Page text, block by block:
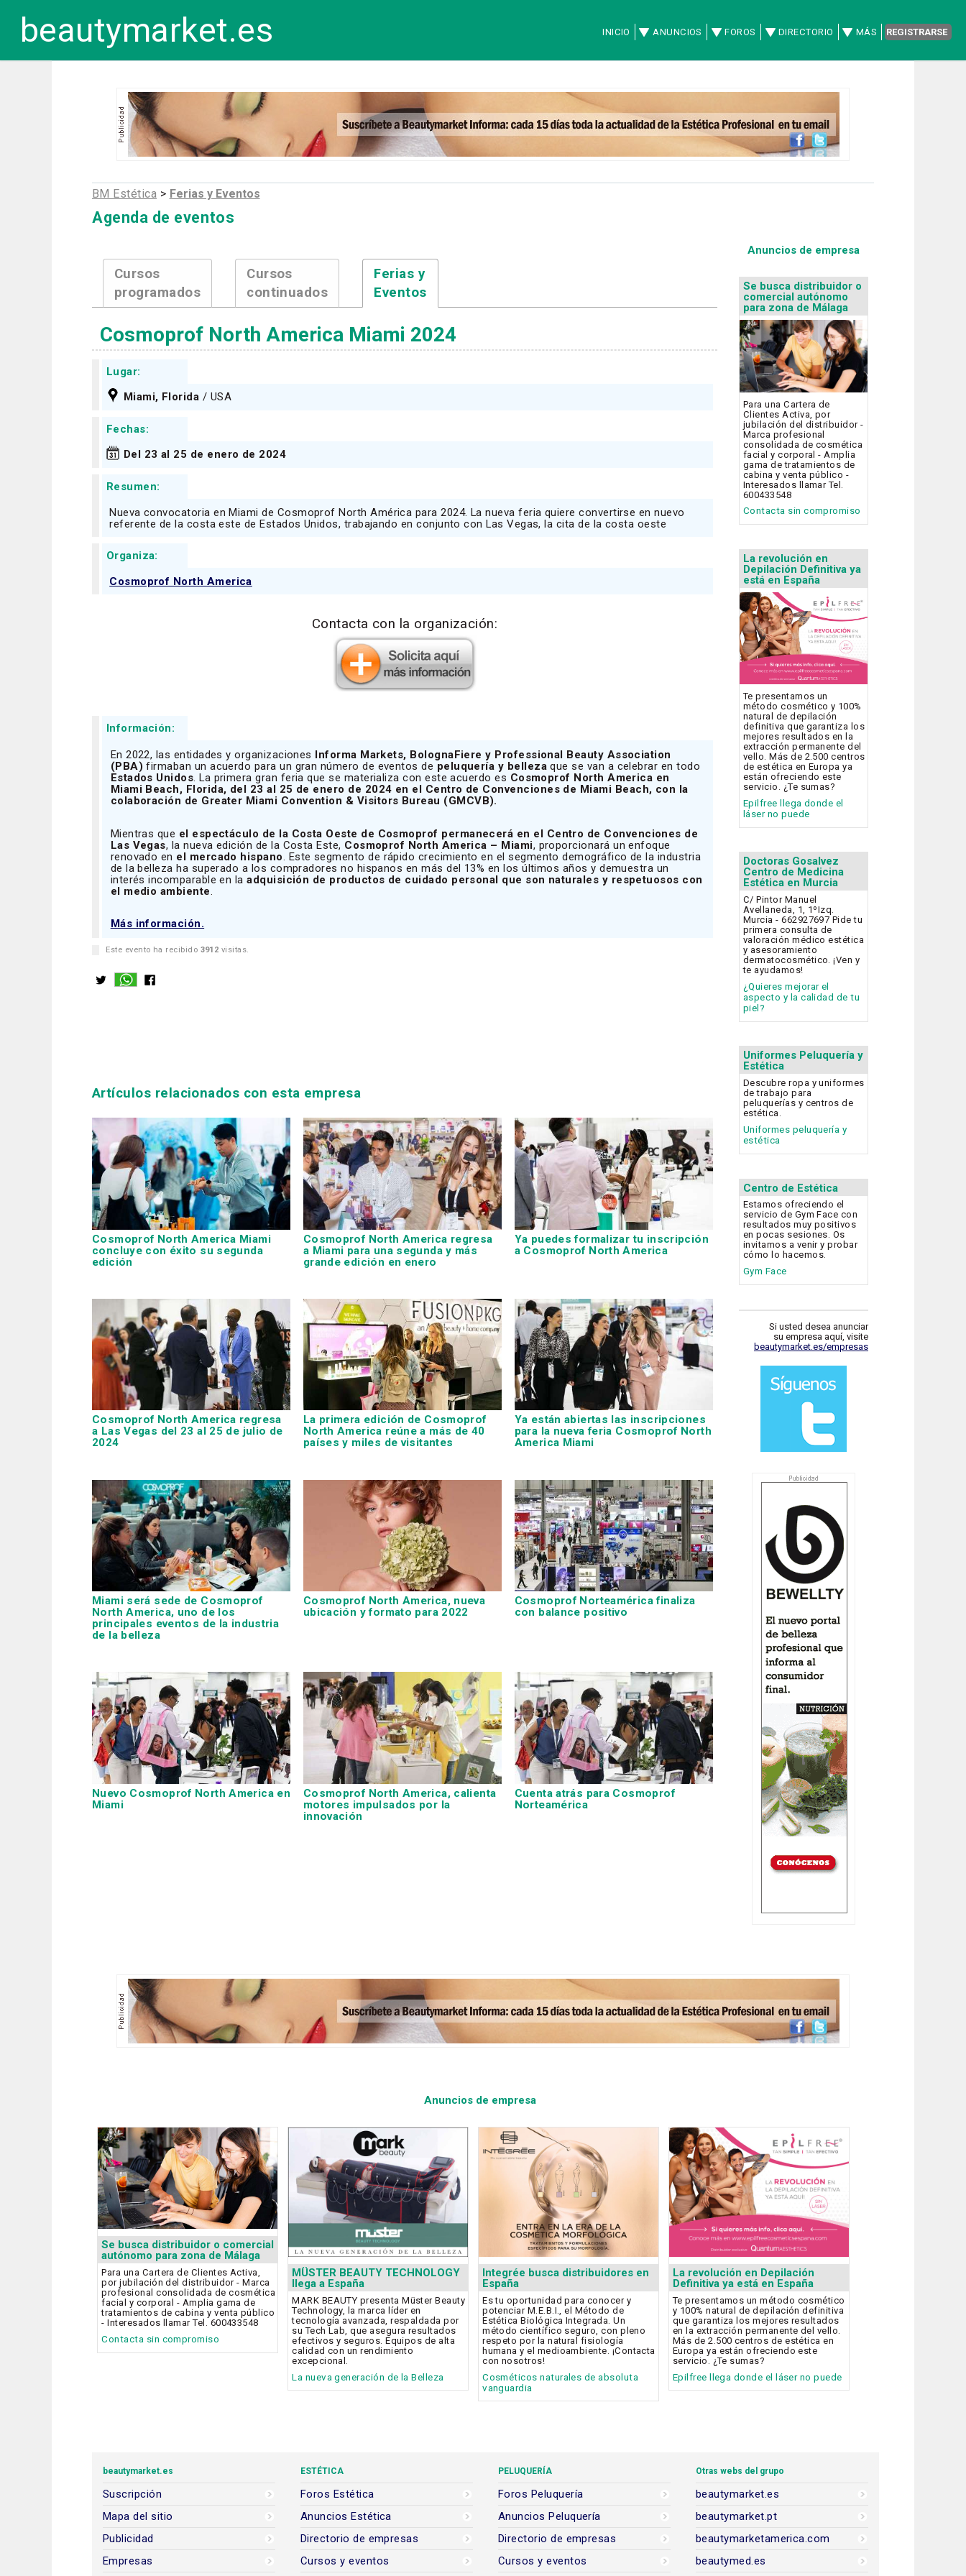
beautymarket.es INICIO ANUNCIOS FOROS DIRECTORIO MÁS REGISTRARSE
BM Estética > Ferias y Eventos
Agenda de eventos
Cursos
programados
Cursos
continuados
Ferias y
Eventos
Cosmoprof North America Miami 2024
Lugar:
Miami, Florida / USA
Fechas:
Del 23 al 25 de enero de 2024
Resumen:
Nueva convocatoria en Miami de Cosmoprof North América para 2024. La nueva feria quiere convertirse en nuevo
referente de la costa este de Estados Unidos, trabajando en conjunto con Las Vegas, la cita de la costa oeste
Organiza:
Cosmoprof North America
Contacta con la organización:
Información:
En 2022, las entidades y organizaciones Informa Markets, BolognaFiere y Professional Beauty Association
(PBA) firmaban un acuerdo para un gran número de eventos de peluquería y belleza que se van a celebrar en todo
Estados Unidos. La primera gran feria que se materializa con este acuerdo es Cosmoprof North America en
Miami Beach, Florida, del 23 al 25 de enero de 2024 en el Centro de Convenciones de Miami Beach, con la
colaboración de Greater Miami Convention & Visitors Bureau (GMCVB).
Mientras que el espectáculo de la Costa Oeste de Cosmoprof permanecerá en el Centro de Convenciones de
Las Vegas, la nueva edición de la Costa Este, Cosmoprof North America – Miami, proporcionará un enfoque
renovado en el mercado hispano . Este segmento de rápido crecimiento en el segmento demográfico de la industria
de la belleza ha superado a los compradores no hispanos en más del 13% en los últimos años y demuestra un
interés incomparable en laadquisición de productos de cuidado personal que son naturales y respetuosos con
el medio ambiente
Más información.
Este evento ha recibido 3912 visitas.
Artículos relacionados con esta empresa
Cosmoprof North America Miami
concluye con éxito su segunda
edición
Cosmoprof North America regresa
a Miami para una segunda y más
grande edición en enero
Ya puedes formalizar tu inscripción
a Cosmoprof North America
Cosmoprof North America regresa
a Las Vegas del 23 al 25 de julio de
2024
La primera edición de Cosmoprof
North America reúne a más de 40
países y miles de visitantes
Ya están abiertas las inscripciones
para la nueva feria Cosmoprof North
America Miami
Miami será sede de Cosmoprof
North America, uno de los
principales eventos de la industria
de la belleza
Cosmoprof North America, nueva
ubicación y formato para 2022
Cosmoprof Norteamérica finaliza
con balance positivo
Nuevo Cosmoprof North America en
Miami
Cosmoprof North America, calienta
motores impulsados por la
innovación
Cuenta atrás para Cosmoprof
Norteamérica
Anuncios de empresa
Se busca distribuidor o
comercial autónomo
para zona de Málaga
Para una Cartera de
Clientes Activa, por
jubilación del distribuidor -
Marca profesional
consolidada de cosmética
facial y corporal - Amplia
gama de tratamientos de
cabina y venta público -
Interesados llamar Tel.
600433548
Contacta sin compromiso
La revolución en
Depilación Definitiva ya
está en España
Te presentamos un
método cosmético y 100%
natural de depilación
definitiva que garantiza los
mejores resultados en la
extracción permanente del
vello. Más de 2.500 centros
de estética en Europa ya
están ofreciendo este
servicio. ¿Te sumas?
Epilfree llega donde el
láser no puede
Doctoras Gosalvez
Centro de Medicina
Estética en Murcia
C/ Pintor Manuel
Avellaneda, 1, 1ºIzq.
Murcia - 662927697 Pide tu
primera consulta de
valoración médico estética
y asesoramiento
dermatocosmético. ¡Ven y
te ayudamos!
¿Quieres mejorar el
aspecto y la calidad de tu
piel?
Uniformes Peluquería y
Estética
Descubre ropa y uniformes
de trabajo para
peluquerías y centros de
estética.
Uniformes peluquería y
estética
Centro de Estética
Estamos ofreciendo el
servicio de Gym Face con
resultados muy positivos
en pocas sesiones. Os
invitamos a venir y probar
cómo lo hacemos.
Gym Face
Si usted desea anunciar
su empresa aquí, visite
beautymarket.es/empresas
Anuncios de empresa
Se busca distribuidor o comercial
autónomo para zona de Málaga
Para una Cartera de Clientes Activa,
por jubilación del distribuidor - Marca
profesional consolidada de cosmética
facial y corporal - Amplia gama de
tratamientos de cabina y venta público
- Interesados llamar Tel. 600433548
Contacta sin compromiso
MÜSTER BEAUTY TECHNOLOGY
llega a España
MARK BEAUTY presenta Müster Beauty
Technology, la marca líder en
tecnología avanzada, respaldada por
su Tech Lab, que asegura resultados
efectivos y seguros. Equipos de alta
calidad con un rendimiento
excepcional.
La nueva generación de la Belleza
Integrée busca distribuidores en
España
Es tu oportunidad para conocer y
potenciar M.E.B.I., el Método de
Estética Biológica Integrada. Un
método científico seguro, con pleno
respeto por la natural fisiología
humana y el medioambiente. ¡Contacta
con nosotros!
Cosméticos naturales de absoluta
vanguardia
La revolución en Depilación
Definitiva ya está en España
Te presentamos un método cosmético
y 100% natural de depilación definitiva
que garantiza los mejores resultados
en la extracción permanente del vello.
Más de 2.500 centros de estética en
Europa ya están ofreciendo este
servicio. ¿Te sumas?
Epilfree llega donde el láser no puede
beautymarket.es
Suscripción
Mapa del sitio
Publicidad
Empresas
ESTÉTICA
Foros Estética
Anuncios Estética
Directorio de empresas
Cursos y eventos
PELUQUERÍA
Foros Peluquería
Anuncios Peluquería
Directorio de empresas
Cursos y eventos
Otras webs del grupo
beautymarket.es
beautymarket.pt
beautymarketamerica.com
beautymed.es